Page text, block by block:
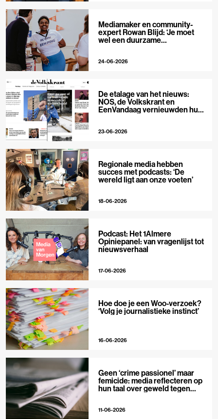
Mediamaker en community-
expert Rowan Blijd: ‘Je moet
wel een duurzame
24-06-2026
De etalage van het nieuws:
NOS, de Volkskrant en
EenVandaag vernieuwden hun
23-06-2026
Regionale media hebben
succes met podcasts: ‘De
wereld ligt aan onze voeten’
18-06-2026
Podcast: Het 1Almere
Opiniepanel: van vragenlijst tot
nieuwsverhaal
17-06-2026
Hoe doe je een Woo-verzoek?
‘Volg je journalistieke instinct’
16-06-2026
Geen ‘crime passionel’ maar
femicide: media reflecteren op
hun taal over geweld tegen
11-06-2026